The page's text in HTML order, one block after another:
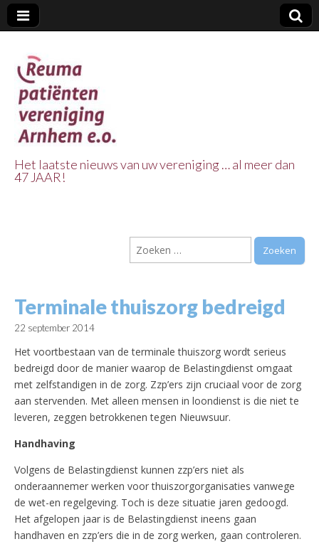
Vereniging
Arnhem e.o.
Het laatste nieuws van uw vereniging … al meer dan
47 JAAR!
Zoeken
naar:
Terminale thuiszorg bedreigd
22 september 2014
Het voortbestaan van de terminale thuiszorg wordt serieus
bedreigd door de manier waarop de Belastingdienst omgaat
met zelfstandigen in de zorg. Zzp’ers zijn cruciaal voor de zorg
aan stervenden. Met alleen mensen in loondienst is die niet te
leveren, zeggen betrokkenen tegen Nieuwsuur.
Handhaving
Volgens de Belastingdienst kunnen zzp’ers niet als
onderaannemer werken voor thuiszorgorganisaties vanwege
de wet-en regelgeving. Toch is deze situatie jaren gedoogd.
Het afgelopen jaar is de Belastingdienst ineens gaan
handhaven en zzp’ers die in de zorg werken, gaan controleren.